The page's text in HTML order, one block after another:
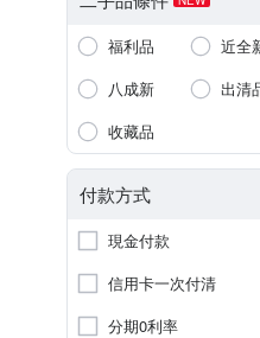
福利品
近全
八成新
出清
收藏品
付款方式
現金付款
信用卡一次付清
分期0利率